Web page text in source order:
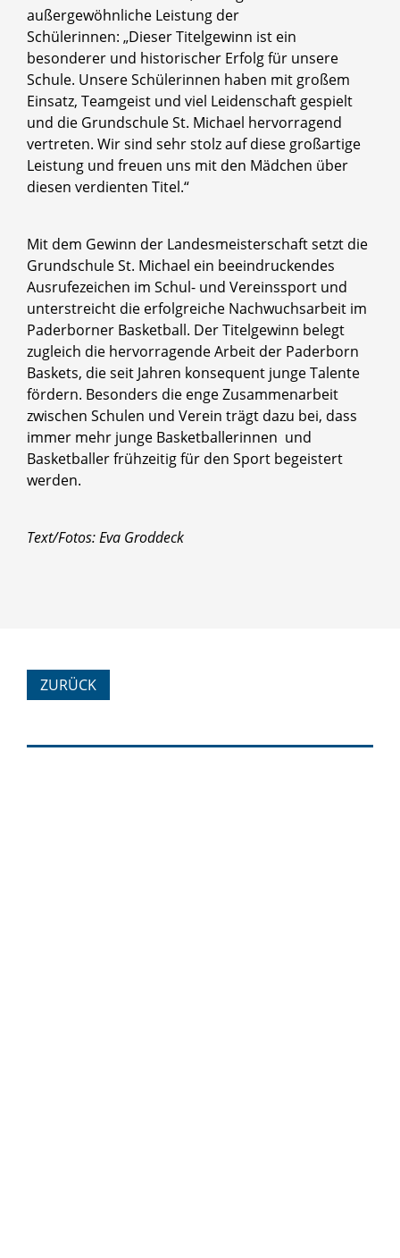
außergewöhnliche Leistung der
Schülerinnen: „Dieser Titelgewinn ist ein
besonderer und historischer Erfolg für unsere
Schule. Unsere Schülerinnen haben mit großem
Einsatz, Teamgeist und viel Leidenschaft gespielt
und die Grundschule St. Michael hervorragend
vertreten. Wir sind sehr stolz auf diese großartige
Leistung und freuen uns mit den Mädchen über
diesen verdienten Titel.“
Mit dem Gewinn der Landesmeisterschaft setzt die
Grundschule St. Michael ein beeindruckendes
Ausrufezeichen im Schul- und Vereinssport und
unterstreicht die erfolgreiche Nachwuchsarbeit im
Paderborner Basketball. Der Titelgewinn belegt
zugleich die hervorragende Arbeit der Paderborn
Baskets, die seit Jahren konsequent junge Talente
fördern. Besonders die enge Zusammenarbeit
zwischen Schulen und Verein trägt dazu bei, dass
immer mehr junge Basketballerinnen und
Basketballer frühzeitig für den Sport begeistert
werden.
Text/Fotos: Eva Groddeck
ZURÜCK